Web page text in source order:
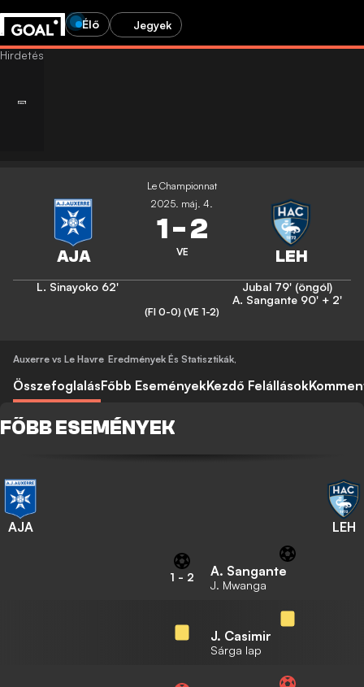
Élő Jegyek
Le Championnat
2025. máj. 4.
1-2
VE
L. Sinayoko 62' Jubal 79' (öngól)
A. Sangante 90' + 2'
(FI 0-0) (VE 1-2)
Auxerre vs Le Havre Eredmények És Statisztikák,
ÖsszefoglalásFőbb EseményekKezdő Felállások
FŐBB ESEMÉNYEK
AJA LEH
1 - 2 A. Sangante
J. Mwanga
J. Casimir
Sárga lap